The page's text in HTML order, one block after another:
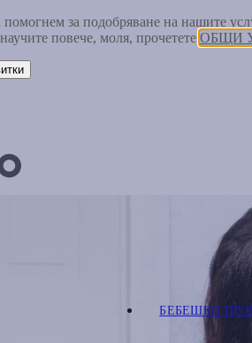
помогнем за подобряване на нашите
повече, моля, прочетете ОБЩИ
БЕБЕШКИ